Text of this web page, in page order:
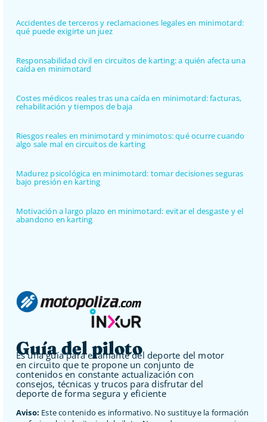
Accidentes de terceros y reclamaciones legales en minimotard:
qué puede exigirte un juez
Responsabilidad civil en circuitos de karting: a quién afecta una
caída en minimotard
Costes médicos reales tras una caída en minimotard: facturas,
rehabilitación y tiempos de baja
Riesgos reales en minimotard y minimotos: qué ocurre cuando
algo sale mal en circuitos de karting
Madurez psicológica en minimotard: tomar decisiones seguras
bajo presión en karting
Motivación a largo plazo en minimotard: evitar el desgaste y el
abandono en karting
Guía del piloto
Es una guía para el amante del deporte del motor
en circuito que te propone un conjunto de
contenidos en constante actualización con
consejos, técnicas y trucos para disfrutar del
deporte de forma segura y eficiente
Aviso: Este contenido es informativo. No sustituye la formación